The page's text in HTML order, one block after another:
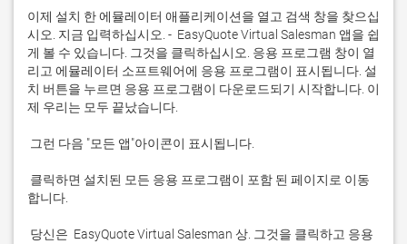
이제 설치 한 에뮬레이터 애플리케이션을 열고 검색 창을 찾으십
시오. 지금 입력하십시오. -  EasyQuote Virtual Salesman 앱을 쉽
게 볼 수 있습니다. 그것을 클릭하십시오. 응용 프로그램 창이 열
리고 에뮬레이터 소프트웨어에 응용 프로그램이 표시됩니다. 설
치 버튼을 누르면 응용 프로그램이 다운로드되기 시작합니다. 이